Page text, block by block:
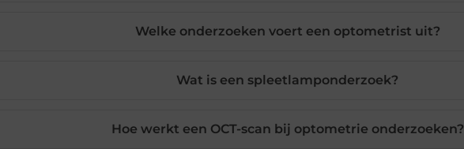
Welke onderzoeken voert een optometrist uit?
Wat is een spleetlamponderzoek?
Hoe werkt een OCT-scan bij optometrie onderzoeken?